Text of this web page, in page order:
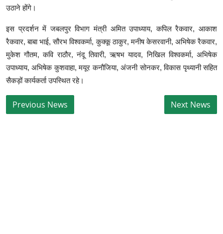
उठाने होंगे।
इस प्रदर्शन में जबलपुर विभाग मंत्री अमित उपाध्याय, कपिल रैकवार, आकाश
रैकवार, बाबा भाई, सौरभ विश्वकर्मा, कुक्कू ठाकुर, मनीष केसरवानी, अभिषेक रैकवार,
मुकेश गौतम, कवि राठौर, नंदू तिवारी, ऋषभ यादव, निखिल विश्वकर्मा, अभिषेक
उपाध्याय, अभिषेक कुशवाहा, मयूर कनौजिया, अंजनी सोनकर, विकास पृथ्यानी सहित
सैकड़ों कार्यकर्ता उपस्थित रहे।